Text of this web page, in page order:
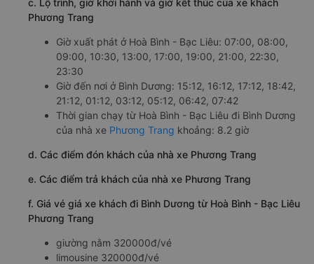
Phương Trang
Giờ xuất phát ở Hoà Bình - Bạc Liêu: 07:00, 08:00,
09:00, 10:30, 13:00, 17:00, 19:00, 21:00, 22:30,
23:30
Giờ đến nơi ở Bình Dương: 15:12, 16:12, 17:12, 18:42,
21:12, 01:12, 03:12, 05:12, 06:42, 07:42
Thời gian chạy từ Hoà Bình - Bạc Liêu đi Bình Dương
của nhà xe Phương Trang khoảng: 8.2 giờ
d. Các điểm đón khách của nhà xe Phương Trang
e. Các điểm trả khách của nhà xe Phương Trang
f. Giá vé giá xe khách đi Bình Dương từ Hoà Bình - Bạc Liêu
Phương Trang
giường nằm 320000đ/vé
limousine 320000đ/vé